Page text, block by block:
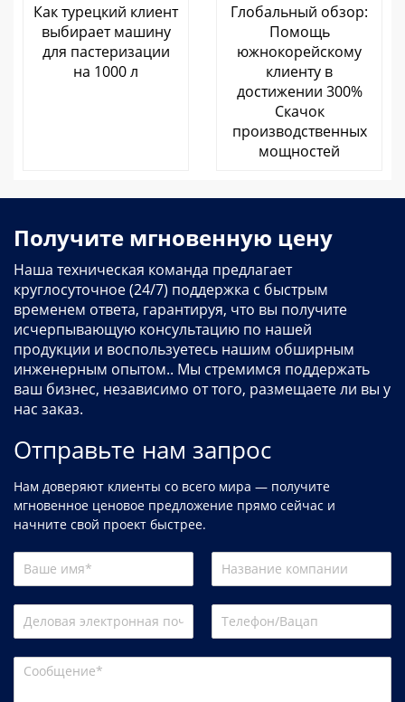
Как турецкий клиент
выбирает машину
для пастеризации
на 1000 л
Глобальный обзор:
Помощь
южнокорейскому
клиенту в
достижении 300%
Скачок
производственных
мощностей
Получите мгновенную цену
Наша техническая команда предлагает
круглосуточное (24/7) поддержка с быстрым
временем ответа, гарантируя, что вы получите
исчерпывающую консультацию по нашей
продукции и воспользуетесь нашим обширным
инженерным опытом.. Мы стремимся поддержать
ваш бизнес, независимо от того, размещаете ли вы у
нас заказ.
Отправьте нам запрос
Нам доверяют клиенты со всего мира — получите
мгновенное ценовое предложение прямо сейчас и
начните свой проект быстрее.